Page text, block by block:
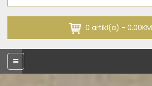
0 artikl(a) - 0.00KM